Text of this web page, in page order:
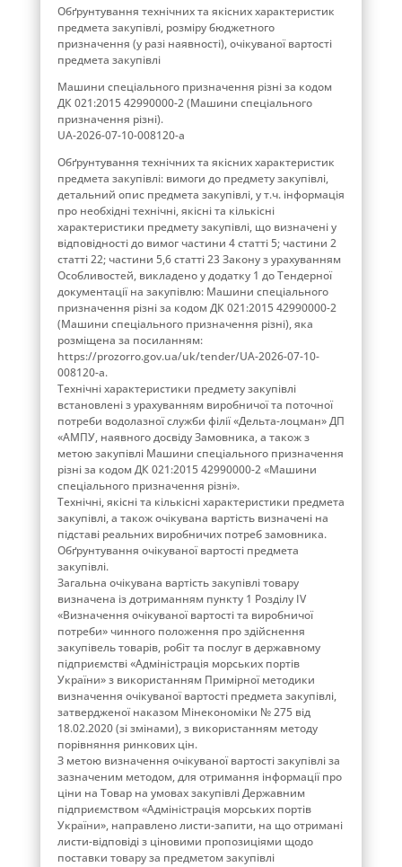
Обґрунтування технічних та якісних характеристик
предмета закупівлі, розміру бюджетного
призначення (у разі наявності), очікуваної вартості
предмета закупівлі
Машини спеціального призначення різні за кодом
ДК 021:2015 42990000-2 (Машини спеціального
призначення різні).
UA-2026-07-10-008120-a
Обґрунтування технічних та якісних характеристик
предмета закупівлі: вимоги до предмету закупівлі,
детальний опис предмета закупівлі, у т.ч. інформація
про необхідні технічні, якісні та кількісні
характеристики предмету закупівлі, що визначені у
відповідності до вимог частини 4 статті 5; частини 2
статті 22; частини 5,6 статті 23 Закону з урахуванням
Особливостей, викладено у додатку 1 до Тендерної
документації на закупівлю: Машини спеціального
призначення різні за кодом ДК 021:2015 42990000-2
(Машини спеціального призначення різні), яка
розміщена за посиланням:
https://prozorro.gov.ua/uk/tender/UA-2026-07-10-
008120-a.
Технічні характеристики предмету закупівлі
встановлені з урахуванням виробничої та поточної
потреби водолазної служби філії «Дельта-лоцман» ДП
«АМПУ, наявного досвіду Замовника, а також з
метою закупівлі Машини спеціального призначення
різні за кодом ДК 021:2015 42990000-2 «Машини
спеціального призначення різні».
Технічні, якісні та кількісні характеристики предмета
закупівлі, а також очікувана вартість визначені на
підставі реальних виробничих потреб замовника.
Обґрунтування очікуваної вартості предмета
закупівлі.
Загальна очікувана вартість закупівлі товару
визначена із дотриманням пункту 1 Розділу IV
«Визначення очікуваної вартості та виробничої
потреби» чинного положення про здійснення
закупівель товарів, робіт та послуг в державному
підприємстві «Адміністрація морських портів
України» з використанням Примірної методики
визначення очікуваної вартості предмета закупівлі,
затвердженої наказом Мінекономіки № 275 від
18.02.2020 (зі змінами), з використанням методу
порівняння ринкових цін.
З метою визначення очікуваної вартості закупівлі за
зазначеним методом, для отримання інформації про
ціни на Товар на умовах закупівлі Державним
підприємством «Адміністрація морських портів
України», направлено листи-запити, на що отримані
листи-відповіді з ціновими пропозиціями щодо
поставки товару за предметом закупівлі